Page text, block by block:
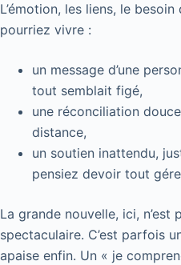
L’émotion, les liens, le besoin
pourriez vivre :
un message d’une
tout semblait figé,
une réconciliation
distance,
un soutien inattendu,
pensiez devoir tout
La grande nouvelle, ici, n’est
spectaculaire. C’est parfois
apaise enfin. Un « je